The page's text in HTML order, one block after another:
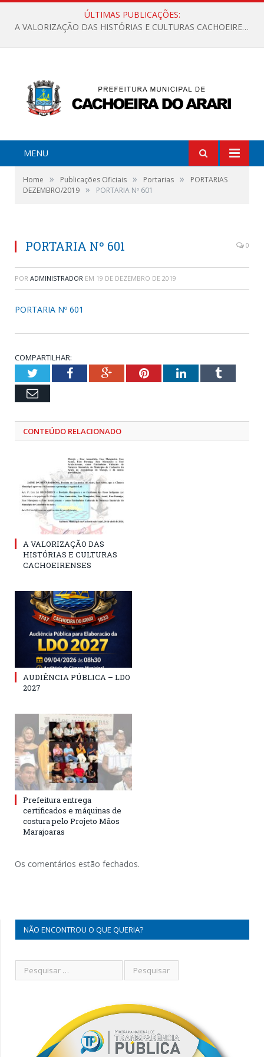
ÚLTIMAS PUBLICAÇÕES:
A VALORIZAÇÃO DAS HISTÓRIAS E CULTURAS CACHOEIRENSES
MENU
Home » Publicações Oficiais » Portarias »
PORTARIAS
DEZEMBRO/2019 » PORTARIA Nº 601
PORTARIA Nº 601 0
POR ADMINISTRADOR EM 19 DE DEZEMBRO DE 2019
PORTARIA Nº 601
COMPARTILHAR:
TwitterFacebookGoogle+PinterestLinkedInTumblr
Email
CONTEÚDO RELACIONADO
A VALORIZAÇÃO DAS
HISTÓRIAS E CULTURAS
CACHOEIRENSES
AUDIÊNCIA PÚBLICA – LDO
2027
Prefeitura entrega
certificados e máquinas de
costura pelo Projeto Mãos
Marajoaras
Os comentários estão fechados.
NÃO ENCONTROU O QUE QUERIA?